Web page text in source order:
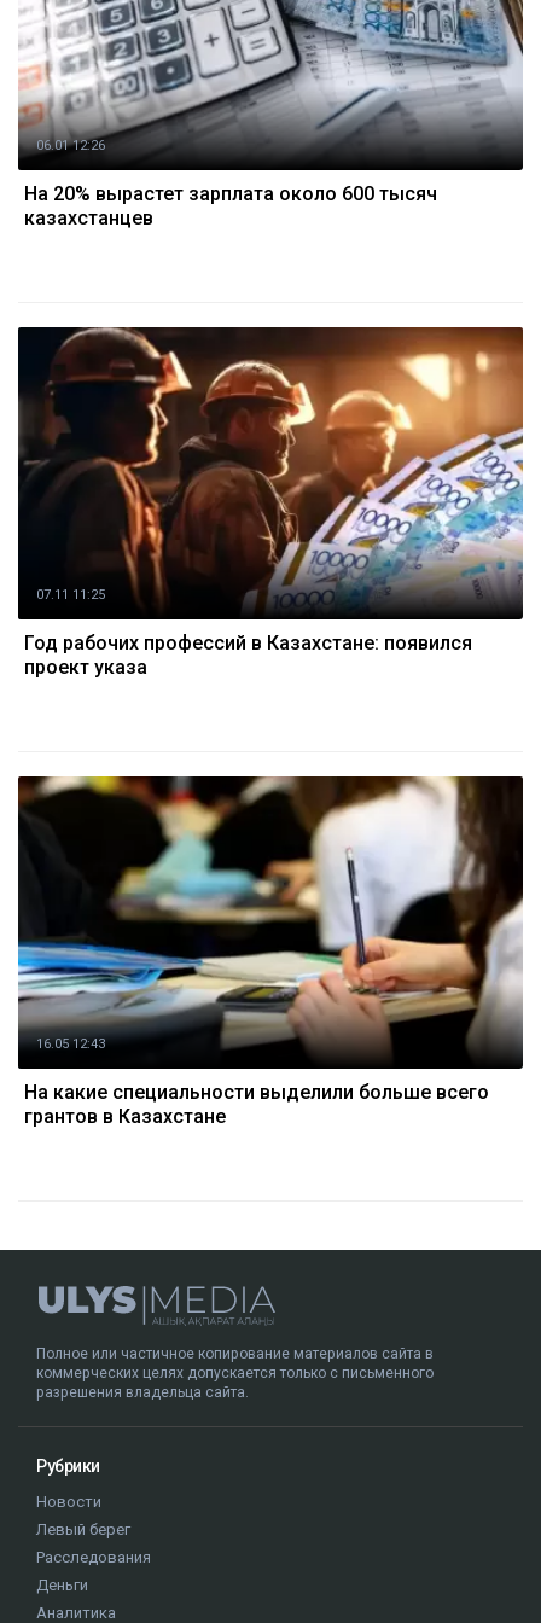
06.01 12:26
На 20% вырастет зарплата около 600 тысяч
казахстанцев
07.11 11:25
Год рабочих профессий в Казахстане: появился
проект указа
16.05 12:43
На какие специальности выделили больше всего
грантов в Казахстане
Полное или частичное копирование материалов сайта в
коммерческих целях допускается только с письменного
разрешения владельца сайта.
Рубрики
Новости
Левый берег
Расследования
Деньги
Аналитика